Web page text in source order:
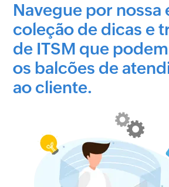
Navegue por nossa
coleção de dicas e
de ITSM que
os balcões de
ao cliente.